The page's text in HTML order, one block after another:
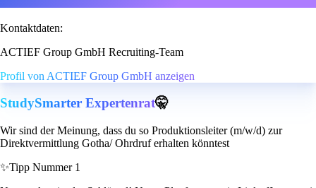
Kontaktdaten:
ACTIEF Group GmbH Recruiting-Team
Profil von ACTIEF Group GmbH anzeigen
StudySmarter Expertenrat🤫
Wir sind der Meinung, dass du so Produktionsleiter (m/w/d) zur
Direktvermittlung Gotha/ Ohrdruf erhalten könntest
✨Tipp Nummer 1